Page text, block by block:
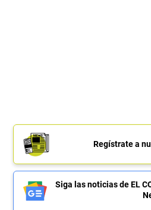
Regístrate a
Siga las noticias de EL